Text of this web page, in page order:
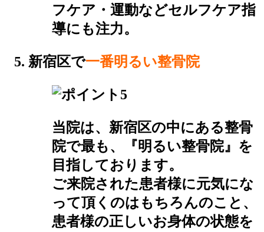
フケア・運動などセルフケア指
導にも注力。
新宿区で一番明るい整骨院
当院は、新宿区の中にある整骨
院で最も、『明るい整骨院』を
目指しております。
ご来院された患者様に元気にな
って頂くのはもちろんのこと、
患者様の正しいお身体の状態を